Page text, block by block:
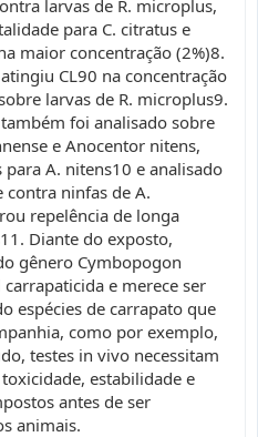
larvas de R. microplus,
para C. citratus e
maior concentração (2%)8.
CL90 na concentração
larvas de R. microplus9.
foi analisado sobre
e Anocentor nitens,
A. nitens10 e analisado
ninfas de A.
repelência de longa
Diante do exposto,
gênero Cymbopogon
e merece ser
espécies de carrapato que
como por exemplo,
testes in vivo necessitam
estabilidade e
antes de ser
animais.